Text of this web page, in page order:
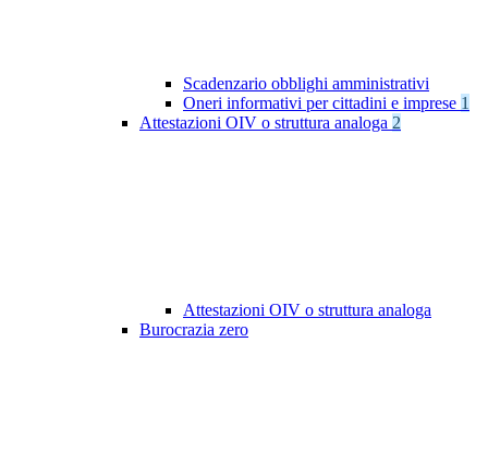
Scadenzario obblighi amministrativi
Oneri informativi per cittadini e imprese 1
Attestazioni OIV o struttura analoga 2
Attestazioni OIV o struttura analoga
Burocrazia zero